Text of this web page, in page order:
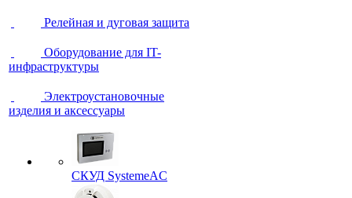
Релейная и дуговая защита
Оборудование для IT-
инфраструктуры
Электроустановочные
изделия и аксессуары
СКУД SystemeAC